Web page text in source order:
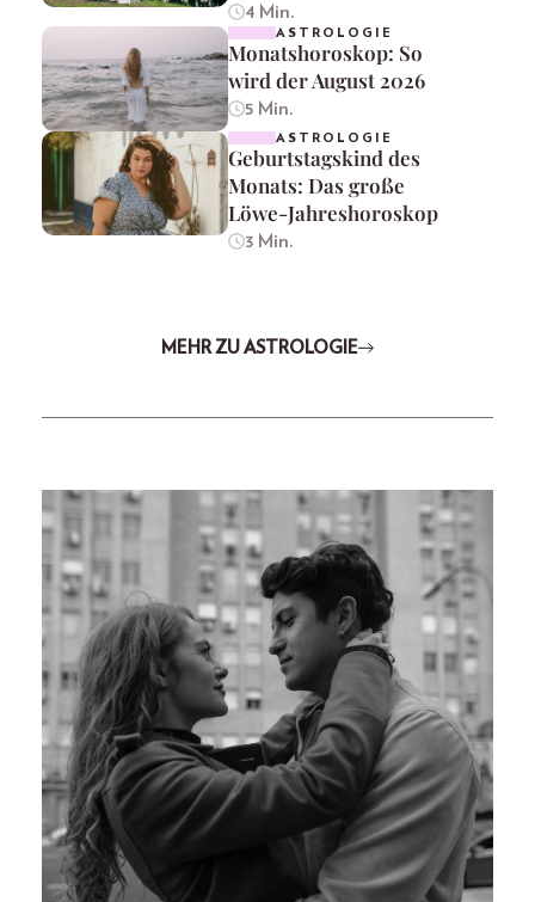
4 Min.
ASTROLOGIE
Monatshoroskop: So
wird der August 2026
5 Min.
ASTROLOGIE
Geburtstagskind des
Monats: Das große
Löwe-Jahreshoroskop
3 Min.
MEHR ZU ASTROLOGIE